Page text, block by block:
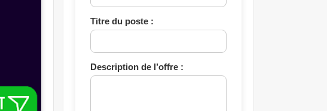
Titre du poste :
Description de l’offre :